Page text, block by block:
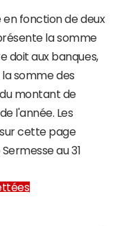
en fonction de deux
la somme
doit aux banques,
somme des
montant de
l'année. Les
cette page
au 31